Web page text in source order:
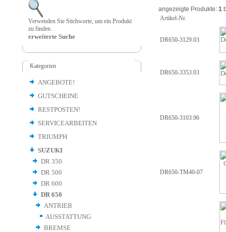
Verwenden Sie Stichworte, um ein Produkt
zu finden.
erweiterte Suche
Kategorien
ANGEBOTE!
GUTSCHEINE
RESTPOSTEN!
SERVICEARBEITEN
TRIUMPH
SUZUKI
DR 350
DR 500
DR 600
DR 650
ANTRIEB
AUSSTATTUNG
BREMSE
angezeigte Produkte: 1
Artikel-Nr.
DR650-3129.03
DR650-3353.03
DR650-3103.96
DR650-TM40-07